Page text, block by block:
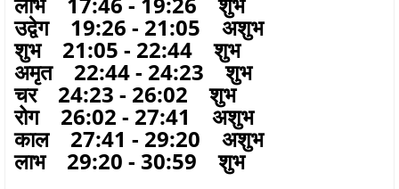
उद्वेग 19:26 - 21:05 अशुभ
शुभ 21:05 - 22:44 शुभ
अमृत 22:44 - 24:23 शुभ
चर 24:23 - 26:02 शुभ
रोग 26:02 - 27:41 अशुभ
काल 27:41 - 29:20 अशुभ
लाभ 29:20 - 30:59 शुभ